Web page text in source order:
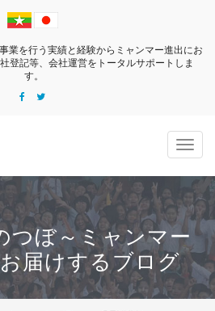
業を行う実績と経験からミャンマー進出にお
登記等、会社運営をトータルサポートしま
す。
つぼ～ミャンマー
届けするブログ